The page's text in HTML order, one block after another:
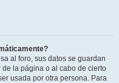
al foro, sus datos se guardan
la página o al cabo de cierto
usada por otra persona. Para